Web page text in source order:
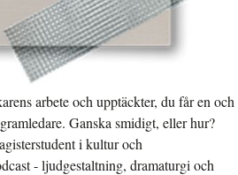
arbete och upptäckter, du får en och
Ganska smidigt, eller hur?
i kultur och
- ljudgestaltning, dramaturgi och